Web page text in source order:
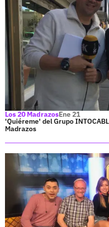
Los 20 MadrazosEne 21
'Quiéreme' del Grupo
Madrazos